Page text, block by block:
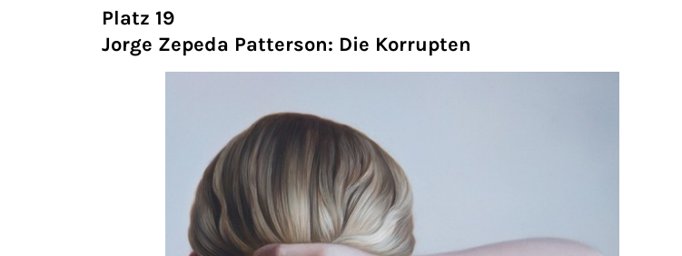
Platz 19
Jorge Zepeda Patterson: Die Korrupten